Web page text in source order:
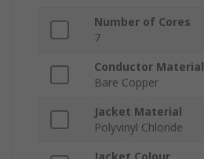
Number of Cores
7
Conductor Material
Bare Copper
Jacket Material
Polyvinyl Chloride